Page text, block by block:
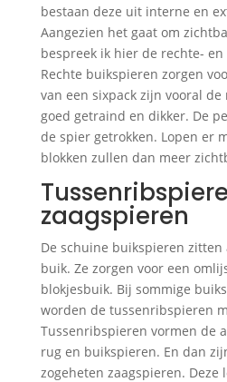
bestaan deze uit interne en
Aangezien het gaat om
bespreek ik hier de rechte-
Rechte buikspieren zorgen
van een sixpack zijn vooral
goed getraind en dikker. De
de spier getrokken. Lopen er
blokken zullen dan meer
zaagspieren
De schuine buikspieren zitten
buik. Ze zorgen voor een
blokjesbuik. Bij sommige
worden de tussenribspieren
Tussenribspieren vormen de
rug en buikspieren. En dan
zogeheten zaagspieren. Deze